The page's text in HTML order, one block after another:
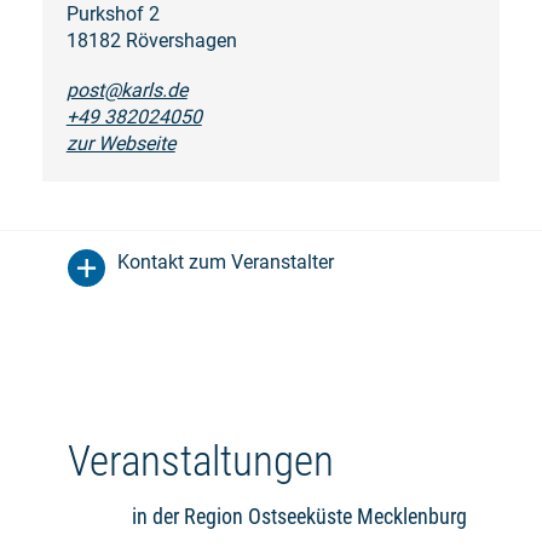
Purkshof 2
18182 Rövershagen
post@karls.de
+49 382024050
zur Webseite
Kontakt zum Veranstalter
Veranstaltungen
in der Region Ostseeküste Mecklenburg